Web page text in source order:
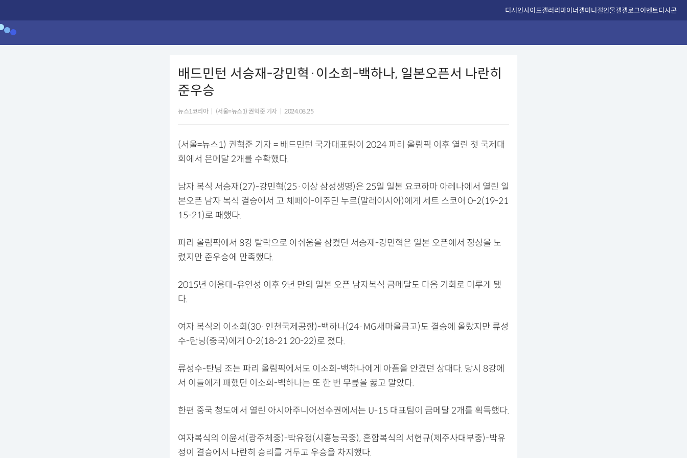
디시인사이드갤러리마이너갤미니갤인물갤갤로그이벤트디시콘
배드민턴 서승재-강민혁·이소희-백하나, 일본오픈서 나란히
준우승
뉴스1코리아 (서울=뉴스1) 권혁준 기자 2024.08.25
(서울=뉴스1) 권혁준 기자 = 배드민턴 국가대표팀이 2024 파리 올림픽 이후 열린 첫 국제대
회에서 은메달 2개를 수확했다.
남자 복식 서승재(27)-강민혁(25·이상 삼성생명)은 25일 일본 요코하마 아레나에서 열린 일
본오픈 남자 복식 결승에서 고 체페이-이주딘 누르(말레이시아)에게 세트 스코어 0-2(19-21
15-21)로 패했다.
파리 올림픽에서 8강 탈락으로 아쉬움을 삼켰던 서승재-강민혁은 일본 오픈에서 정상을 노
렸지만 준우승에 만족했다.
2015년 이용대-유연성 이후 9년 만의 일본 오픈 남자복식 금메달도 다음 기회로 미루게 됐
다.
여자 복식의 이소희(30·인천국제공항)-백하나(24·MG새마을금고)도 결승에 올랐지만 류성
수-탄닝(중국)에게 0-2(18-21 20-22)로 졌다.
류성수-탄닝 조는 파리 올림픽에서도 이소희-백하나에게 아픔을 안겼던 상대다. 당시 8강에
서 이들에게 패했던 이소희-백하나는 또 한 번 무릎을 꿇고 말았다.
한편 중국 청도에서 열린 아시아주니어선수권에서는 U-15 대표팀이 금메달 2개를 획득했다.
여자복식의 이윤서(광주체중)-박유정(시흥능곡중), 혼합복식의 서현규(제주사대부중)-박유
정이 결승에서 나란히 승리를 거두고 우승을 차지했다.